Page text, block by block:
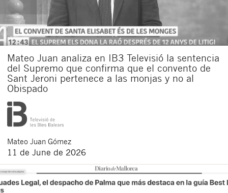
Mateo Juan analiza en IB3 Televisió la sentencia
del Supremo que confirma que el convento de
Sant Jeroni pertenece a las monjas y no al
Obispado
Mateo Juan Gómez
11 de June de 2026